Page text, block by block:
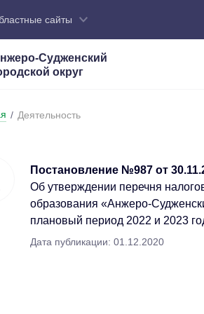
сайты
Судженский
округ
Бюджет
/ Деятельность
Постановление №987 от
Об утверждении перечня
образования «Анжеро-
плановый период 2022 и 2023
Дата публикации: 01.12.2020